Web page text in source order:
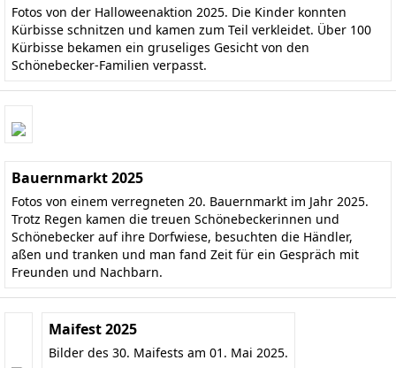
Fotos von der Halloweenaktion 2025. Die Kinder konnten
Kürbisse schnitzen und kamen zum Teil verkleidet. Über 100
Kürbisse bekamen ein gruseliges Gesicht von den
Schönebecker-Familien verpasst.
Bauernmarkt 2025
Fotos von einem verregneten 20. Bauernmarkt im Jahr 2025.
Trotz Regen kamen die treuen Schönebeckerinnen und
Schönebecker auf ihre Dorfwiese, besuchten die Händler,
aßen und tranken und man fand Zeit für ein Gespräch mit
Freunden und Nachbarn.
Maifest 2025
Bilder des 30. Maifests am 01. Mai 2025.